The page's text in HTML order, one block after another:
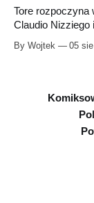
Tore rozpoczyna
Claudio Nizziego
wydawca
By Wojtek 05